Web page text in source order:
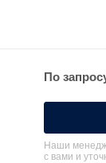
По
Наши
с вами и